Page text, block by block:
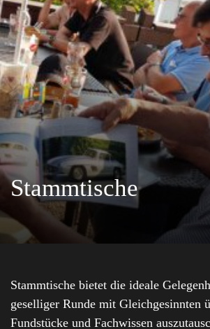
Stammtische
Stammtische bietet die ideale
geselliger Runde mit Gleichgesinnten
Fundstücke und Fachwissen